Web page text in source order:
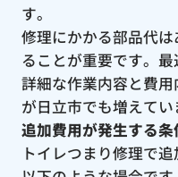
す。
修理にかかる部品代
ることが重要です。
詳細な作業内容と費
が日立市でも増えてい
追加費用が発生する条
トイレつまり修理で